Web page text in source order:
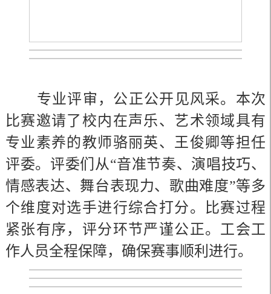
专业评审，公正公开见风采。本次
比赛邀请了校内在声乐、艺术领域具有
专业素养的教师骆丽英、王俊卿等担任
评委。评委们从“音准节奏、演唱技巧、
情感表达、舞台表现力、歌曲难度”等多
个维度对选手进行综合打分。比赛过程
紧张有序，评分环节严谨公正。工会工
作人员全程保障，确保赛事顺利进行。